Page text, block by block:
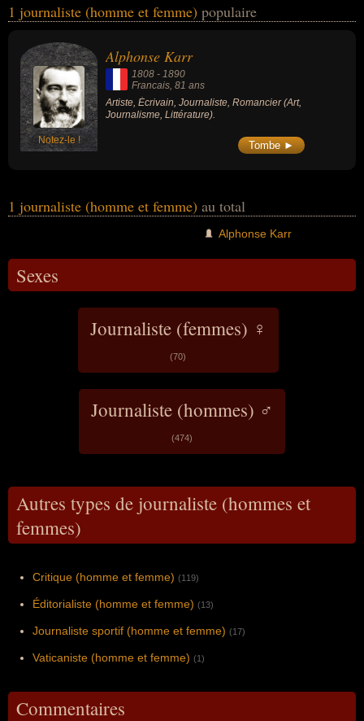
célébrités peuvent également avoir été artiste, écrivain ou
leurs morts, ils peuvent avoir été francais par exemple.
1 journaliste (homme et femme) populaire
Notez-le !
Alphonse Karr
1808 - 1890
Francais, 81 ans
Artiste, Écrivain, Journaliste, Romancier (Art,
Journalisme, Littérature).
Tombe ►
1 journaliste (homme et femme) au total
Alphonse Karr
Sexes
Journaliste (femmes) ♀
(70)
Journaliste (hommes) ♂
(474)
Autres types de journaliste (hommes et
femmes)
Critique (homme et femme) (119)
Éditorialiste (homme et femme) (13)
Journaliste sportif (homme et femme) (17)
Vaticaniste (homme et femme) (1)
Commentaires